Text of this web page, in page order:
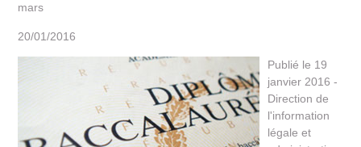
mars
20/01/2016
Publié le 19
janvier 2016 -
Direction de
l'information
légale et